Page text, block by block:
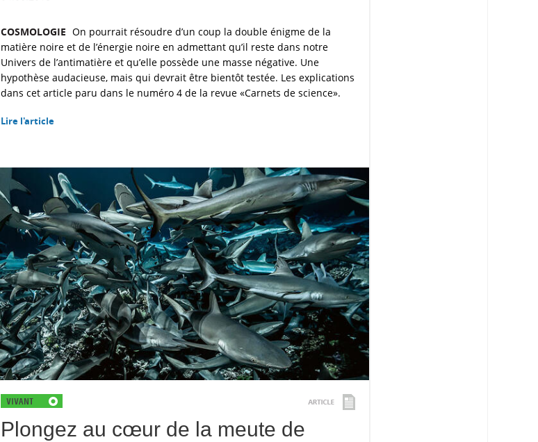
COSMOLOGIE On pourrait résoudre d’un coup la double énigme de la
matière noire et de l’énergie noire en admettant qu’il reste dans notre
Univers de l’antimatière et qu’elle possède une masse négative. Une
hypothèse audacieuse, mais qui devrait être bientôt testée. Les explications
dans cet article paru dans le numéro 4 de la revue «Carnets de science».
Lire l'article
Plongez au cœur de la meute de